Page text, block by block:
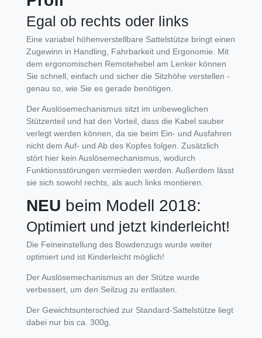
Egal ob rechts oder links
Eine variabel höhenverstellbare Sattelstütze bringt einen
Zugewinn in Handling, Fahrbarkeit und Ergonomie. Mit
dem ergonomischen Remotehebel am Lenker können
Sie schnell, einfach und sicher die Sitzhöhe verstellen -
genau so, wie Sie es gerade benötigen.
Der Auslösemechanismus sitzt im unbeweglichen
Stützenteil und hat den Vorteil, dass die Kabel sauber
verlegt werden können, da sie beim Ein- und Ausfahren
nicht dem Auf- und Ab des Kopfes folgen. Zusätzlich
stört hier kein Auslösemechanismus, wodurch
Funktionsstörungen vermieden werden. Außerdem lässt
sie sich sowohl rechts, als auch links montieren.
NEU beim Modell 2018:
Optimiert und jetzt kinderleicht!
Die Feineinstellung des Bowdenzugs wurde weiter
optimiert und ist Kinderleicht möglich!
Der Auslösemechanismus an der Stütze wurde
verbessert, um den Seilzug zu entlasten.
Der Gewichtsunterschied zur Standard-Sattelstütze liegt
dabei nur bis ca. 300g.